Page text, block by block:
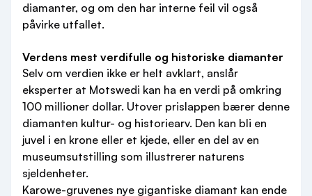
diamanter, og om den har interne feil vil også
påvirke utfallet.
Verdens mest verdifulle og historiske diamanter
Selv om verdien ikke er helt avklart, anslår
eksperter at Motswedi kan ha en verdi på omkring
100 millioner dollar. Utover prislappen bærer denne
diamanten kultur- og historiearv. Den kan bli en
juvel i en krone eller et kjede, eller en del av en
museumsutstilling som illustrerer naturens
sjeldenheter.
Karowe-gruvenes nye gigantiske diamant kan ende